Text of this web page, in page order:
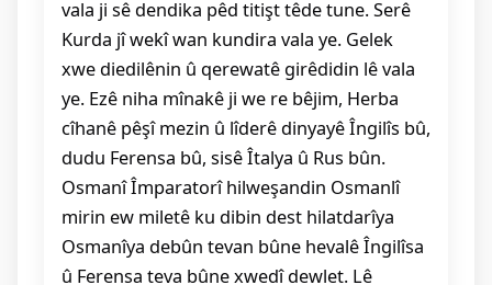
vala ji sê dendika pêd titişt têde tune. Serê
Kurda jî wekî wan kundira vala ye. Gelek
xwe diedilênin û qerewatê girêdidin lê vala
ye. Ezê niha mînakê ji we re bêjim, Herba
cîhanê pêşî mezin û lîderê dinyayê Îngilîs bû,
dudu Ferensa bû, sisê Îtalya û Rus bûn.
Osmanî Împaratorî hilweşandin Osmanlî
mirin ew miletê ku dibin dest hilatdarîya
Osmanîya debûn tevan bûne hevalê Îngilîsa
û Ferensa teva bûne xwedî dewlet. Lê